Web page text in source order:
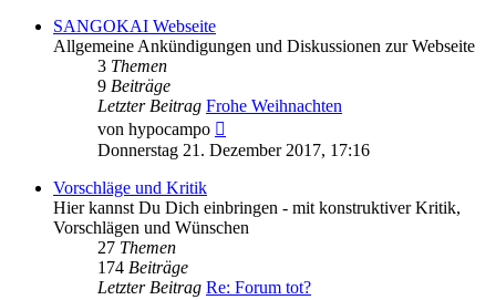
SANGOKAI Webseite
Allgemeine Ankündigungen und Diskussionen zur Webseite
3 Themen
9 Beiträge
Letzter Beitrag Frohe Weihnachten
von hypocampo
Beitrag
Donnerstag 21. Dezember 2017, 17:16
Vorschläge und Kritik
Hier kannst Du Dich einbringen - mit konstruktiver Kritik,
Vorschlägen und Wünschen
27 Themen
174 Beiträge
Letzter Beitrag Re: Forum tot?